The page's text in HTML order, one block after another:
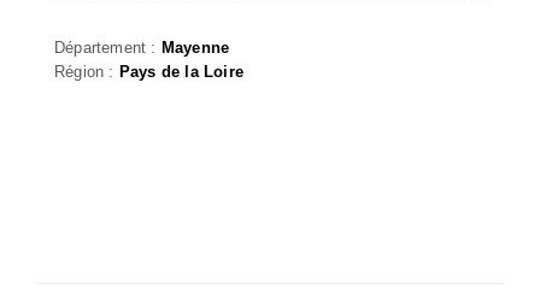
Département : Mayenne
Région : Pays de la Loire